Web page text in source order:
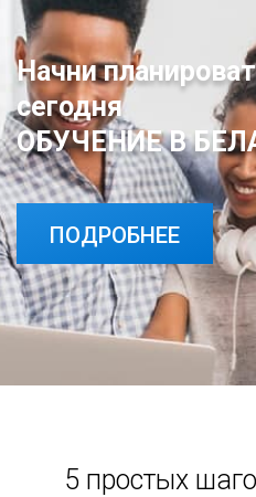
Начни
сегодня
ОБУЧЕНИЕ В
ПОДРОБНЕЕ
ОБУЧЕНИЕ В
ПОДРОБНЕЕ
5 простых